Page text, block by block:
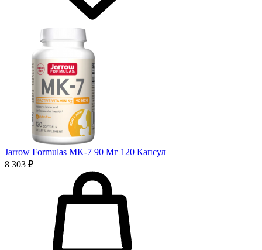
Jarrow Formulas MK-7 90 Мг 120 Капсул
8 303 ₽